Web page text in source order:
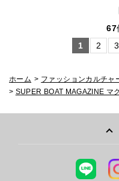
67
1
2 3
ホーム > ファッションカルチャ
> SUPER BOAT MAGAZINE マ